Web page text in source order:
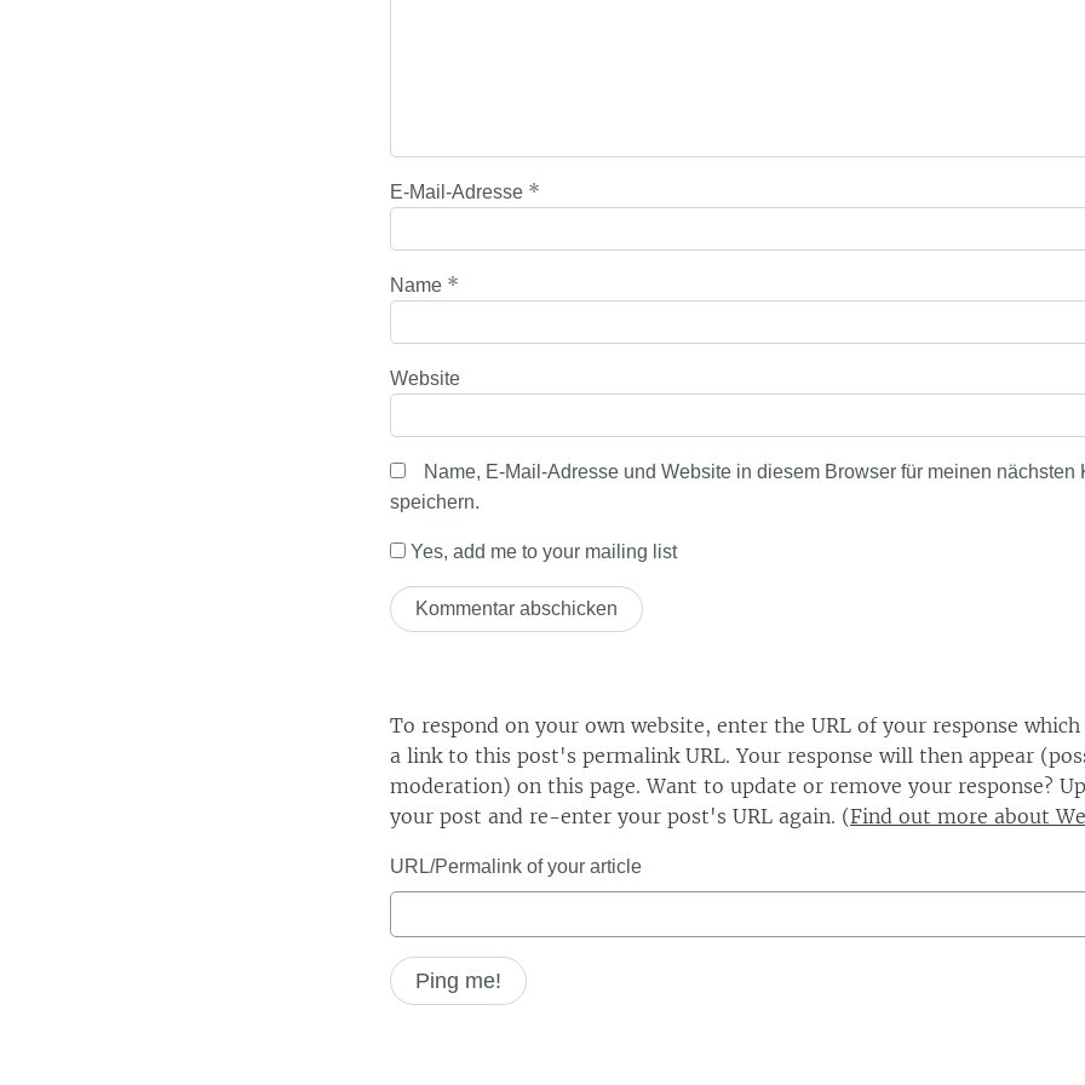
E-Mail-Adresse *
Name *
Website
Name, E-Mail-Adresse und Website in diesem Browser für meinen nächsten
speichern.
Yes, add me to your mailing list
To respond on your own website, enter the URL of your response
a link to this post's permalink URL. Your response will then appear
moderation) on this page. Want to update or remove your response?
your post and re-enter your post's URL again. (Find out more about
URL/Permalink of your article